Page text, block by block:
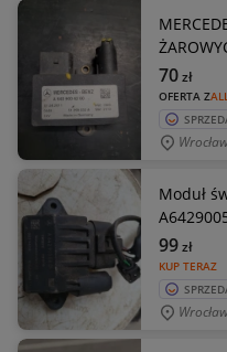
OFERTA Z
70zł
Moduł
KUP TERAZ
99zł